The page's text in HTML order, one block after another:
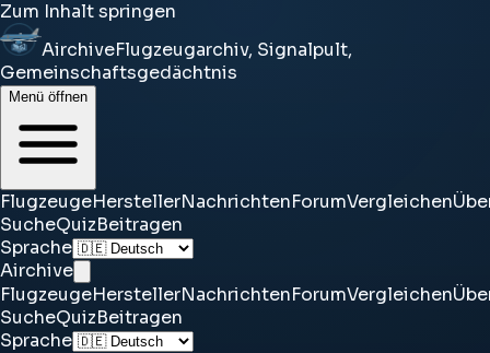
Zum Inhalt springen
AirchiveFlugzeugarchiv, Signalpult,
Gemeinschaftsgedächtnis
Menü öffnen
FlugzeugeHerstellerNachrichtenForumVergleichen
SucheQuizBeitragen
Sprache
Airchive
FlugzeugeHerstellerNachrichtenForumVergleichen
SucheQuizBeitragen
Sprache